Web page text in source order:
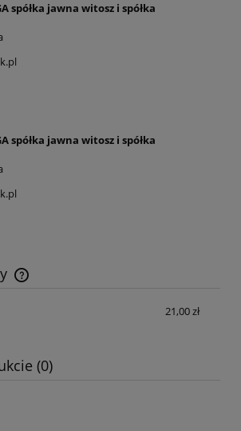
spółka jawna witosz i spółka
spółka jawna witosz i spółka
kosztów płatności
21,00 zł
(0)